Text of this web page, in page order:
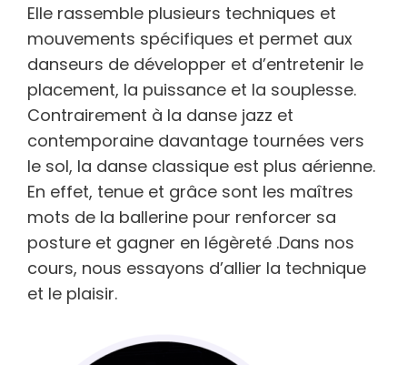
Elle rassemble plusieurs techniques et
mouvements spécifiques et permet aux
danseurs de développer et d’entretenir le
placement, la puissance et la souplesse.
Contrairement à la danse jazz et
contemporaine davantage tournées vers
le sol, la danse classique est plus aérienne.
En effet, tenue et grâce sont les maîtres
mots de la ballerine pour renforcer sa
posture et gagner en légèreté .Dans nos
cours, nous essayons d’allier la technique
et le plaisir.